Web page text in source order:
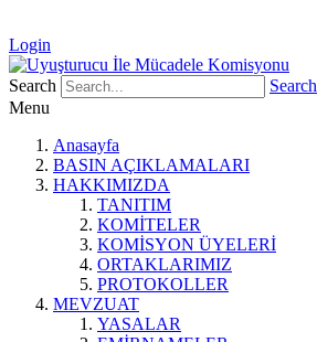
Login
Search
Search
Menu
Anasayfa
BASIN AÇIKLAMALARI
HAKKIMIZDA
TANITIM
KOMİTELER
KOMİSYON ÜYELERİ
ORTAKLARIMIZ
PROTOKOLLER
MEVZUAT
YASALAR